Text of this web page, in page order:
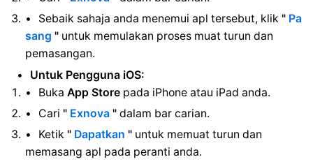
Sebaik sahaja anda menemui apl tersebut, klik " Pa
sang " untuk memulakan proses muat turun dan
pemasangan.
Untuk Pengguna iOS:
Buka App Store pada iPhone atau iPad anda.
Cari " Exnova " dalam bar carian.
Ketik " Dapatkan " untuk memuat turun dan
memasang apl pada peranti anda.